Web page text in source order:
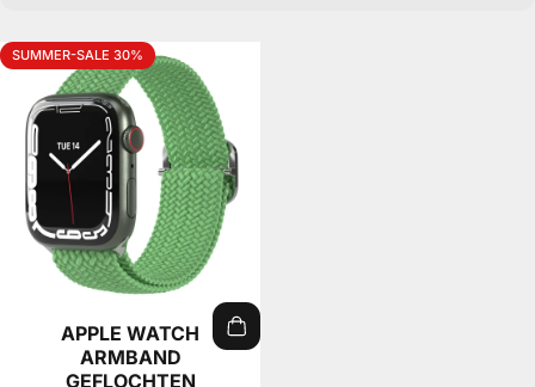
SUMMER-SALE 30%
APPLE WATCH
ARMBAND
GEFLOCHTEN